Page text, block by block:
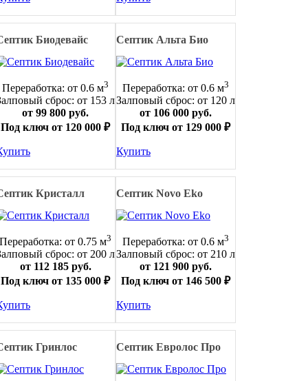
Биодевайс
Переработка: от 0.6 м3
сброс: от 153 л
от 99 800 руб.
Под ключ от 120 000 ₽
Септик Альта Био
Переработка: от 0.6 м3
Залповый сброс: от 120 л
от 106 000 руб.
Под ключ от 129 000 ₽
Купить
Кристалл
Переработка: от 0.75 м3
сброс: от 200 л
от 112 185 руб.
Под ключ от 135 000 ₽
Септик Novo Eko
Переработка: от 0.6 м3
Залповый сброс: от 210 л
от 121 900 руб.
Под ключ от 146 500 ₽
Купить
Гринлос Септик Евролос Про